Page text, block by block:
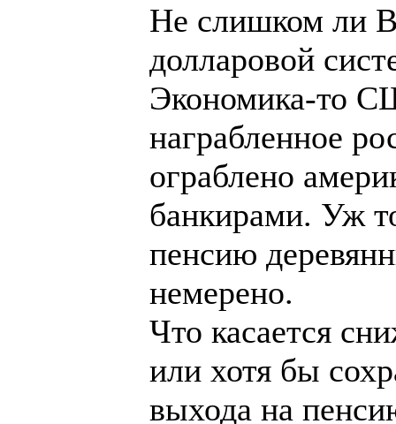
Не слишком ли
долларовой
Экономика-то
награбленное
ограблено
банкирами. Уж
пенсию
немерено.
Что касается
или хотя бы
выхода на